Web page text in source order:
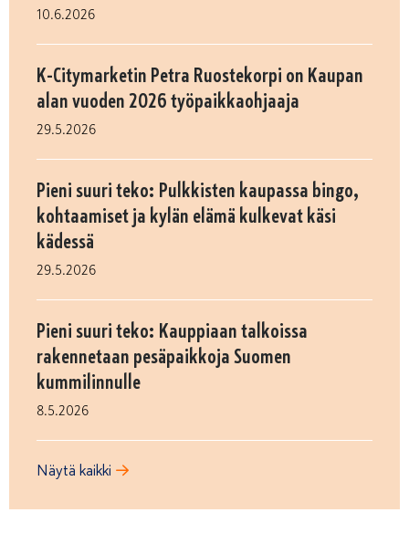
10.6.2026
K-Citymarketin Petra Ruostekorpi on Kaupan
alan vuoden 2026 työpaikkaohjaaja
29.5.2026
Pieni suuri teko: Pulkkisten kaupassa bingo,
kohtaamiset ja kylän elämä kulkevat käsi
kädessä
29.5.2026
Pieni suuri teko: Kauppiaan talkoissa
rakennetaan pesäpaikkoja Suomen
kummilinnulle
8.5.2026
Näytä kaikki